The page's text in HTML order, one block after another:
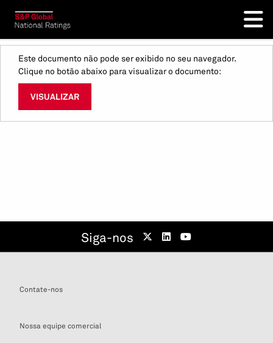
Este documento não pode ser exibido no seu navegador.
Clique no botão abaixo para visualizar o documento:
VISUALIZAR
Siga-nos
Contate-nos
Nossa equipe comercial